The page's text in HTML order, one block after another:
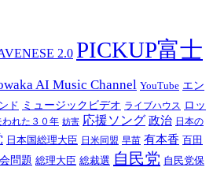
2.0 PICKUP富士
AI Music Channel YouTube エン
ド ミュージックビデオ ライブハウス ロッ
われた３０年 妨害 応援ソング 政治 日本の
日本国総理大臣 日米同盟 早苗 有本香 百田
問題 総理大臣 総裁選 自民党 自民党保